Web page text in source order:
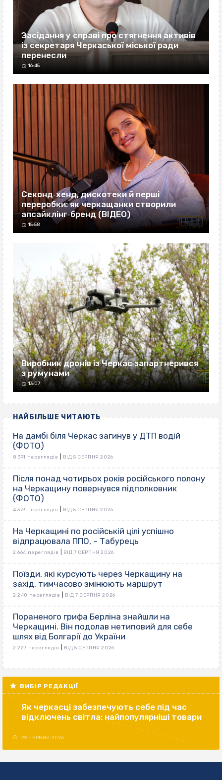
Засідання у справі про стягнення активів
із секретаря Черкаської міської ради
перенесли
16:45
Секонд‐хенд, дискотеки й перші
переробки: як черкащанки створили
апсайклінг‐бренд (ВІДЕО)
15:58
Виробник дронів із Черкас запартнерився
з румунами
13:07
НАЙБІЛЬШЕ ЧИТАЮТЬ
На дамбі біля Черкас загинув у ДТП водій
(ФОТО)
8 391 переглядів ВІД 5 СЕРПНЯ 2026
Після понад чотирьох років російського полону
на Черкащину повернувся підполковник
(ФОТО)
4 373 переглядів ВІД 5 СЕРПНЯ 2026
На Черкащині по російській цілі успішно
відпрацювала ППО, – Табурець
2 664 переглядів ВІД 7 СЕРПНЯ 2026
Поїзди, які курсують через Черкащину на
захід, тимчасово змінюють маршрут
2 240 переглядів ВІД 7 СЕРПНЯ 2026
Пораненого грифа Берліна знайшли на
Черкащині. Він подолав нетиповий для себе
шлях від Болгарії до України
2 227 переглядів ВІД 5 СЕРПНЯ 2026
ВИБІР РЕДАКЦІЇ
Як черкасці забезпечують себе під час
відключень світла: найпопулярніші товари
29 ЧЕРВНЯ 2026